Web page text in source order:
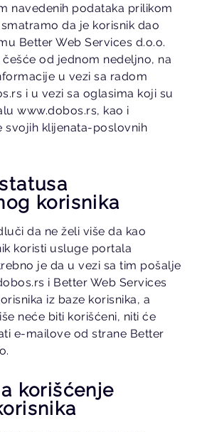
navedenih podataka prilikom
da je korisnik dao
Better Web Services d.o.o.
od jednom nedeljno, na
u vezi sa radom
i u vezi sa oglasima koji su
www.dobos.rs, kao i
svojih klijenata-poslovnih
korisnika
da ne želi više da kao
koristi usluge portala
je da u vezi sa tim pošalje
i Better Web Services
iz baze korisnika, a
neće biti korišćeni, niti će
e-mailove od strane Better
korišćenje